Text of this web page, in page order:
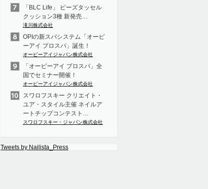
「BLC Life」 ビーズタッセル
クッション3種 新発売…
滝川株式会社
OPIの新スパシステム「オーピ
ーアイ プロスパ」誕生！
オーピーアイジャパン株式会社
「オーピーアイ プロスパ」全
国でセミナー開催！
オーピーアイジャパン株式会社
スワロフスキー クリエイト・
ユア・スタイル主催 ネイルア
ートチップコンテスト…
スワロフスキー・ジャパン株式会社
Tweets by Nailista_Press